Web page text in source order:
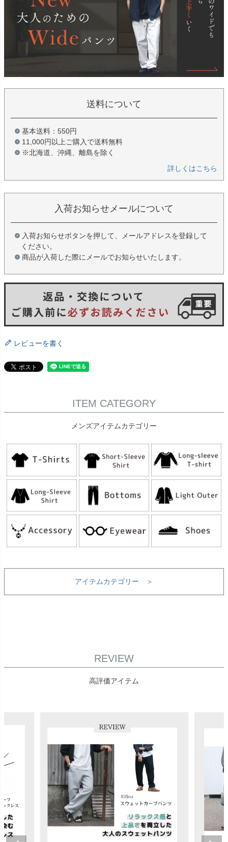
送料について
基本送料：550円
11,000円以上ご購入で送料無料
※北海道、沖縄、離島を除く
詳しくはこちら
入荷お知らせメールについて
入荷お知らせボタンを押して、メールアドレスを登録して
ください。
商品が入荷した際にメールでお知らせいたします。
レビューを書く
ITEM CATEGORY
メンズアイテムカテゴリー
アイテムカテゴリー ＞
REVIEW
高評価アイテム